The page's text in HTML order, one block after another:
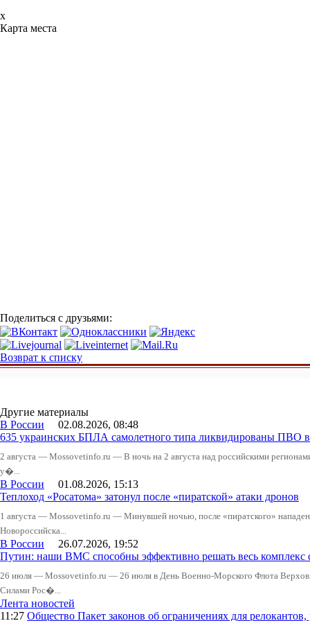
x
Карта места
Поделиться с друзьями:
Возврат к списку
Другие материалы
В России 02.08.2026, 08:48
635 украинских БПЛА самолетного типа ликвидированы ПВО
2 августа — Mossovetinfo.ru — В ночь на 2 августа над российскими
у�...
В России 01.08.2026, 15:13
Теплоход «Росатома» затонул после «пиратской» атаки дронов
1 августа — Mossovetinfo.ru — Минувшей ночью, после «пиратского»
Новороссийска...
В России 26.07.2026, 19:52
Путин: наши ВМС способны эффективно решать весь комплекс
26 июля — Mossovetinfo.ru — 26 июля в День Военно-Морского Флота
Силами Рос�...
Лента новостей
11:27 Общество Пакет законов об ограничениях для